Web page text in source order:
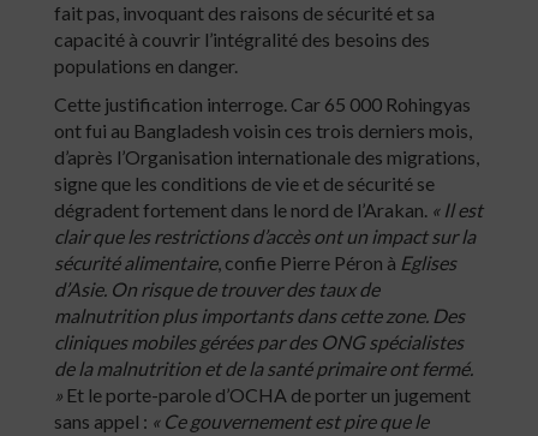
fait pas, invoquant des raisons de sécurité et sa
capacité à couvrir l’intégralité des besoins des
populations en danger.
Cette justification interroge. Car 65 000 Rohingyas
ont fui au Bangladesh voisin ces trois derniers mois,
d’après l’Organisation internationale des migrations,
signe que les conditions de vie et de sécurité se
dégradent fortement dans le nord de l’Arakan. « Il est
clair que les restrictions d’accès ont un impact sur la
sécurité alimentaire, confie Pierre Péron à Eglises
d’Asie. On risque de trouver des taux de
malnutrition plus importants dans cette zone. Des
cliniques mobiles gérées par des ONG spécialistes
de la malnutrition et de la santé primaire ont fermé.
» Et le porte-parole d’OCHA de porter un jugement
sans appel : « Ce gouvernement est pire que le